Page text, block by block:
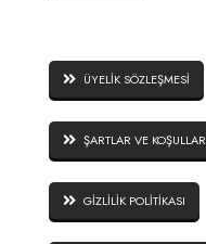
ÜYELİK SÖZLEŞMESİ
ŞARTLAR VE KOŞULLAR
GİZLİLİK POLİTİKASI